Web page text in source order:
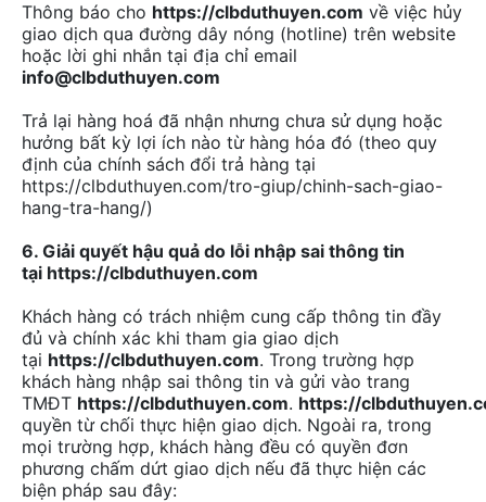
Thông báo cho https://clbduthuyen.com về việc hủy
giao dịch qua đường dây nóng (hotline) trên website
hoặc lời ghi nhắn tại địa chỉ email
info@clbduthuyen.com
Trả lại hàng hoá đã nhận nhưng chưa sử dụng hoặc
hưởng bất kỳ lợi ích nào từ hàng hóa đó (theo quy
định của chính sách đổi trả hàng tại
https://clbduthuyen.com/tro-giup/chinh-sach-giao-
hang-tra-hang/)
6. Giải quyết hậu quả do lỗi nhập sai thông tin
tại https://clbduthuyen.com
Khách hàng có trách nhiệm cung cấp thông tin đầy
đủ và chính xác khi tham gia giao dịch
tại https://clbduthuyen.com. Trong trường hợp
khách hàng nhập sai thông tin và gửi vào trang
TMĐT https://clbduthuyen.com. https://
quyền từ chối thực hiện giao dịch. Ngoài ra, trong
mọi trường hợp, khách hàng đều có quyền đơn
phương chấm dứt giao dịch nếu đã thực hiện các
biện pháp sau đây: